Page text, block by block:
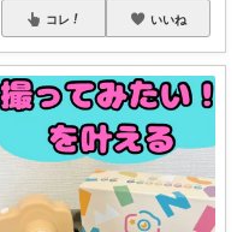
コレ いいね